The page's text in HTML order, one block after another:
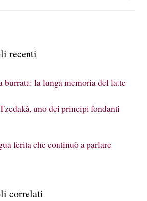
recenti
burrata: la lunga memoria del latte
uno dei principi fondanti
ferita che continuò a parlare
correlati